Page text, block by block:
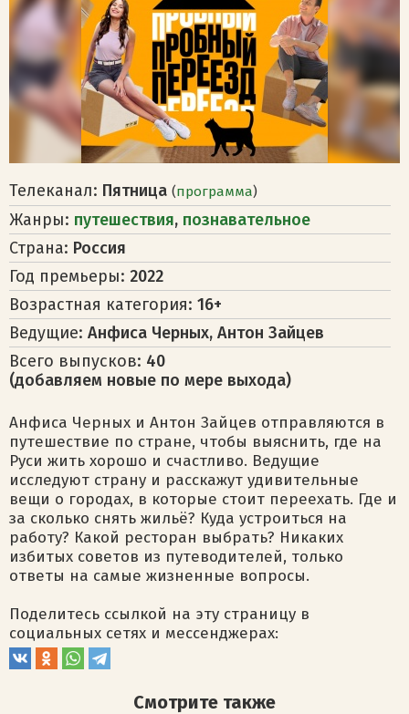
Телеканал: Пятница (программа)
Жанры: путешествия, познавательное
Страна: Россия
Год премьеры: 2022
Возрастная категория: 16+
Ведущие: Анфиса Черных, Антон Зайцев
Всего выпусков: 40
(добавляем новые по мере выхода)
Анфиса Черных и Антон Зайцев отправляются в
путешествие по стране, чтобы выяснить, где на
Руси жить хорошо и счастливо. Ведущие
исследуют страну и расскажут удивительные
вещи о городах, в которые стоит переехать. Где и
за сколько снять жильё? Куда устроиться на
работу? Какой ресторан выбрать? Никаких
избитых советов из путеводителей, только
ответы на самые жизненные вопросы.
Поделитесь ссылкой на эту страницу в
социальных сетях и мессенджерах:
Смотрите также